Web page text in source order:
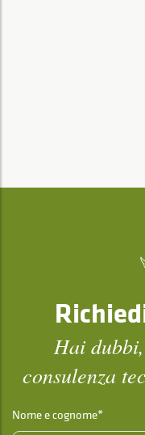
Hai
consulenza
Nome e cognome*